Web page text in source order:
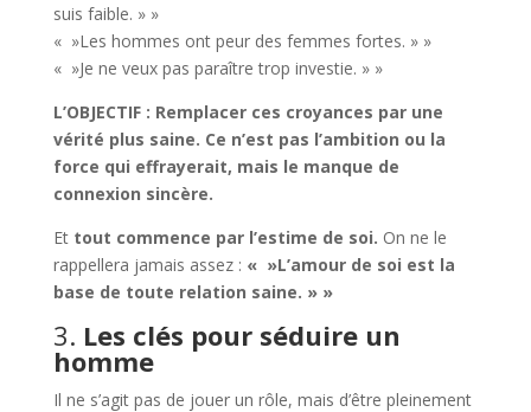
suis faible. » »
« »Les hommes ont peur des femmes fortes. » »
« »Je ne veux pas paraître trop investie. » »
L’OBJECTIF : Remplacer ces croyances par une
vérité plus saine. Ce n’est pas l’ambition ou la
force qui effrayerait, mais le manque de
connexion sincère.
Et tout commence par l’estime de soi. On ne le
rappellera jamais assez : « »L’amour de soi est la
base de toute relation saine. » »
3. Les clés pour séduire un
homme
Il ne s’agit pas de jouer un rôle, mais d’être pleinement